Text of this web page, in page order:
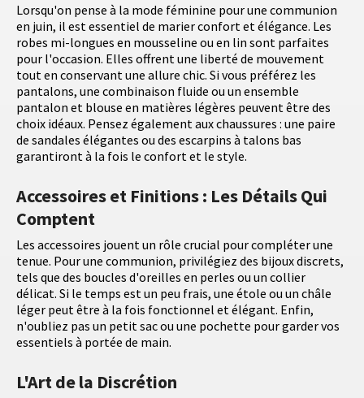
Lorsqu'on pense à la mode féminine pour une communion
en juin, il est essentiel de marier confort et élégance. Les
robes mi-longues en mousseline ou en lin sont parfaites
pour l'occasion. Elles offrent une liberté de mouvement
tout en conservant une allure chic. Si vous préférez les
pantalons, une combinaison fluide ou un ensemble
pantalon et blouse en matières légères peuvent être des
choix idéaux. Pensez également aux chaussures : une paire
de sandales élégantes ou des escarpins à talons bas
garantiront à la fois le confort et le style.
Accessoires et Finitions : Les Détails Qui
Comptent
Les accessoires jouent un rôle crucial pour compléter une
tenue. Pour une communion, privilégiez des bijoux discrets,
tels que des boucles d'oreilles en perles ou un collier
délicat. Si le temps est un peu frais, une étole ou un châle
léger peut être à la fois fonctionnel et élégant. Enfin,
n'oubliez pas un petit sac ou une pochette pour garder vos
essentiels à portée de main.
L'Art de la Discrétion